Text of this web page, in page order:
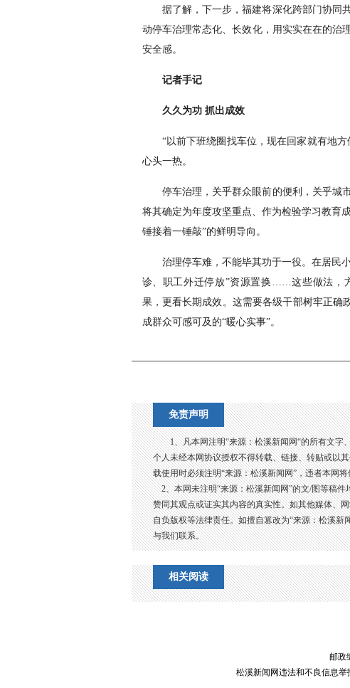
据了解，下一步，福建将深化跨部门协同
动停车治理常态化、长效化，用实实在在的治
安全感。
记者手记
久久为功 抓出成效
“以前下班绕圈找车位，现在回家就有地
心头一热。
停车治理，关乎群众眼前的便利，关乎城
将其确定为年度攻坚重点、作为检验学习教育
锤接着一锤敲”的鲜明导向。
治理停车难，不能毕其功于一役。在居民
诊、职工外迁停放”资源置换……这些做法，
果，更看长期成效。这需要各级干部树牢正确
成群众可感可及的“暖心实事”。
免责声明
1、凡本网注明“来源：松溪新闻网“的所有文
个人未经本网协议授权不得转载、链接、转贴或以
载使用时必须注明“来源：松溪新闻网”，违者本网
2、本网未注明“来源：松溪新闻网”的文/图等稿件
赞同其观点或证实其内容的真实性。如其他媒体、
自负版权等法律责任。如擅自篡改为“来源：松溪
与我们联系。
相关阅读
邮政
松溪新闻网违法和不良信息举